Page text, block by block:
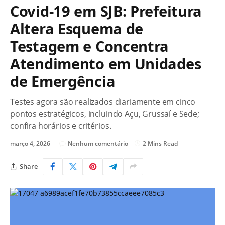
Covid-19 em SJB: Prefeitura
Altera Esquema de
Testagem e Concentra
Atendimento em Unidades
de Emergência
Testes agora são realizados diariamente em cinco
pontos estratégicos, incluindo Açu, Grussaí e Sede;
confira horários e critérios.
março 4, 2026 Nenhum comentário 2 Mins Read
Share